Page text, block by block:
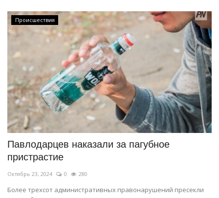
Происшествия
Павлодарцев наказали за пагубное
пристрастие
Октябрь 23, 2024 0 280
Более трехсот административных правонарушений пресекли